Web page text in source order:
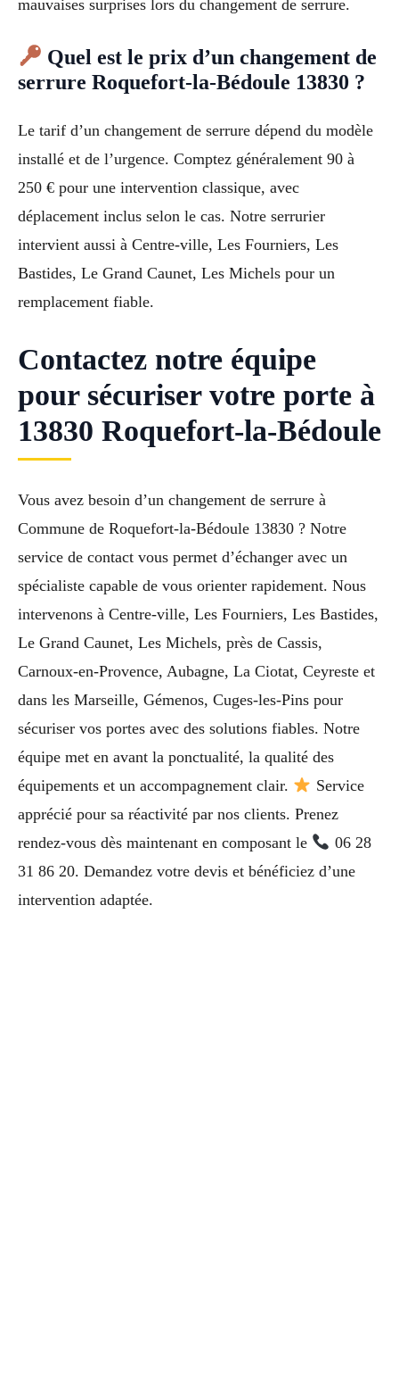
mauvaises surprises lors du changement de serrure.
Quel est le prix d’un changement de
serrure Roquefort-la-Bédoule 13830 ?
Le tarif d’un changement de serrure dépend du modèle
installé et de l’urgence. Comptez généralement 90 à
250 € pour une intervention classique, avec
déplacement inclus selon le cas. Notre serrurier
intervient aussi à Centre-ville, Les Fourniers, Les
Bastides, Le Grand Caunet, Les Michels pour un
remplacement fiable.
Contactez notre équipe
pour sécuriser votre porte à
13830 Roquefort-la-Bédoule
Vous avez besoin d’un changement de serrure à
Commune de Roquefort-la-Bédoule 13830 ? Notre
service de contact vous permet d’échanger avec un
spécialiste capable de vous orienter rapidement. Nous
intervenons à Centre-ville, Les Fourniers, Les Bastides,
Le Grand Caunet, Les Michels, près de Cassis,
Carnoux-en-Provence, Aubagne, La Ciotat, Ceyreste et
dans les Marseille, Gémenos, Cuges-les-Pins pour
sécuriser vos portes avec des solutions fiables. Notre
équipe met en avant la ponctualité, la qualité des
équipements et un accompagnement clair.
Service
apprécié pour sa réactivité par nos clients. Prenez
rendez-vous dès maintenant en composant le
06 28
31 86 20. Demandez votre devis et bénéficiez d’une
intervention adaptée.